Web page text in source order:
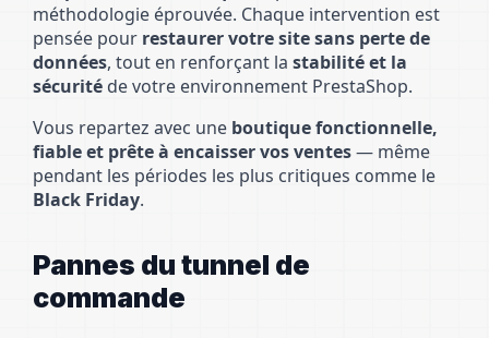
méthodologie éprouvée. Chaque intervention est
pensée pour restaurer votre site sans perte de
données, tout en renforçant la stabilité et la
sécurité de votre environnement PrestaShop.
Vous repartez avec une boutique fonctionnelle,
fiable et prête à encaisser vos ventes— même
pendant les périodes les plus critiques comme le
Black Friday.
Pannes du tunnel de
commande